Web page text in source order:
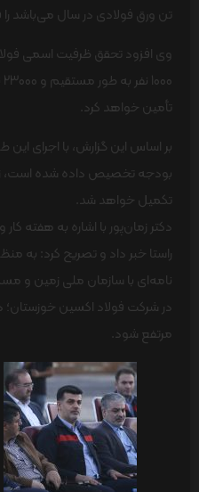
تن ورق فولادی در سال می‌باشد
وی افزود تحقق ظرفیت اسمی
تأمین خواهد کرد.
بودجه تخصیص داده شده است،
تکمیل خواهد شد.
دکتر زمان‌پور با اشاره به هفته
راستا خبر داد و تصریح کرد: به
‌نامه‌ای با سازمان ملی زمین و
در شرکت فولاد اکسین
مرتفع شود.​